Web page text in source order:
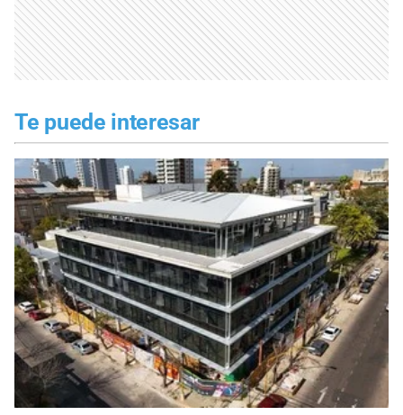
Te puede interesar